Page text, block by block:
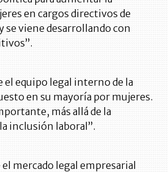
en cargos directivos de
se viene desarrollando con
el equipo legal interno de la
en su mayoría por mujeres.
más allá de la
inclusión laboral”.
mercado legal empresarial